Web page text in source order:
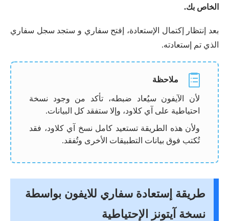
الخاص بك.
بعد إنتظار إكتمال الإستعادة، إفتح سفاري و ستجد سجل سفاري
الذي تم إستعادته.
ملاحظة
لأن الآيفون سيُعاد ضبطه، تأكد من وجود نسخة
احتياطية على آي كلاود، وإلا ستفقد كل البيانات.
ولأن هذه الطريقة تستعيد كامل نسخ آي كلاود، فقد
تُكتب فوق بيانات التطبيقات الأخرى وتُفقد.
طريقة إستعادة سفاري للايفون بواسطة
نسخة آیتونز الإحتياطية